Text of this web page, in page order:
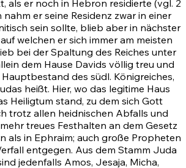
als er noch in Hebron residierte (vgl. 2
nahm er seine Residenz zwar in einer
sein sollte, blieb aber in nächster
welchen er sich immer am meisten
bei der Spaltung des Reiches unter
dem Hause Davids völlig treu und
des südl. Königreiches,
heißt. Hier, wo das legitime Haus
Heiligtum stand, zu dem sich Gott
trotz allen heidnischen Abfalls und
treues Festhalten an dem Gesetz
als in Ephraim; auch große Propheten
entgegen. Aus dem Stamm Juda
jedenfalls Amos, Jesaja, Micha,